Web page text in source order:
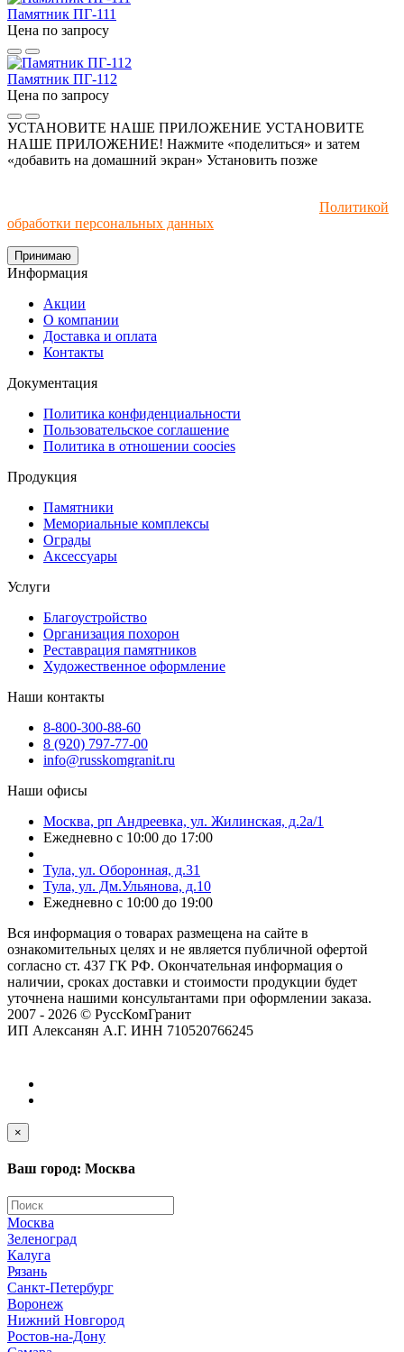
Памятник ПГ-111
Цена по запросу
Памятник ПГ-112
Цена по запросу
УСТАНОВИТЕ НАШЕ ПРИЛОЖЕНИЕ УСТАНОВИТЕ
НАШЕ ПРИЛОЖЕНИЕ! Нажмите «поделиться» и затем
«добавить на домашний экран» Установить позже
Политикой
обработки персональных данных
Принимаю
Информация
Акции
О компании
Доставка и оплата
Контакты
Документация
Политика конфиденциальности
Пользовательское соглашение
Политика в отношении coocies
Продукция
Памятники
Мемориальные комплексы
Ограды
Аксессуары
Услуги
Благоустройство
Организация похорон
Реставрация памятников
Художественное оформление
Наши контакты
8-800-300-88-60
8 (920) 797-77-00
info@russkomgranit.ru
Наши офисы
Москва, рп Андреевка, ул. Жилинская, д.2а/1
Ежедневно с 10:00 до 17:00
Тула, ул. Оборонная, д.31
Тула, ул. Дм.Ульянова, д.10
Ежедневно с 10:00 до 19:00
Вся информация о товарах размещена на сайте в
ознакомительных целях и не является публичной офертой
согласно ст. 437 ГК РФ. Окончательная информация о
наличии, сроках доставки и стоимости продукции будет
уточнена нашими консультантами при оформлении заказа.
2007 - 2026 © РуссКомГранит
ИП Алексанян А.Г. ИНН 710520766245
×
Ваш город: Москва
Москва
Зеленоград
Калуга
Рязань
Санкт-Петербург
Воронеж
Нижний Новгород
Ростов-на-Дону